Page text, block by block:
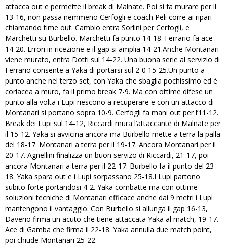
attacca out e permette il break di Malnate. Poi si fa murare per il
13-16, non passa nemmeno Cerfogli e coach Peli corre ai ripari
chiamando time out. Cambio entra Sorlini per Cerfogli, e
Marchetti su Burbello. Marchetti fa punto 14-18. Ferrario fa ace
14-20. Errori in ricezione e il gap si amplia 14-21.Anche Montanari
viene murato, entra Dotti sul 14-22. Una buona serie al servizio di
Ferrario consente a Yaka di portarsi sul 2-0 15-25.Un punto a
punto anche nel terzo set, con Yaka che sbaglia pochissimo ed è
coriacea a muro, fa il primo break 7-9. Ma con ottime difese un
punto alla volta i Lupi riescono a recuperare e con un attacco di
Montanari si portano sopra 10-9. Cerfogli fa mani out per l’11-12.
Break dei Lupi sul 14-12, Riccardi mura l’attaccante di Malnate per
il 15-12. Yaka si avvicina ancora ma Burbello mette a terra la palla
del 18-17. Montanari a terra per il 19-17. Ancora Montanari per il
20-17. Agnellini finalizza un buon servizo di Riccardi, 21-17, poi
ancora Montanari a terra per il 22-17. Burbello fa il punto del 23-
18. Yaka spara out e i Lupi sorpassano 25-18.I Lupi partono
subito forte portandosi 4-2. Yaka combatte ma con ottime
soluzioni tecniche di Montanari efficace anche dai 9 metri i Lupi
mantengono il vantaggio. Con Burbello si allunga il gap 16-13,
Daverio firma un acuto che tiene attaccata Yaka al match, 19-17.
Ace di Gamba che firma il 22-18. Yaka annulla due match point,
poi chiude Montanari 25-22.